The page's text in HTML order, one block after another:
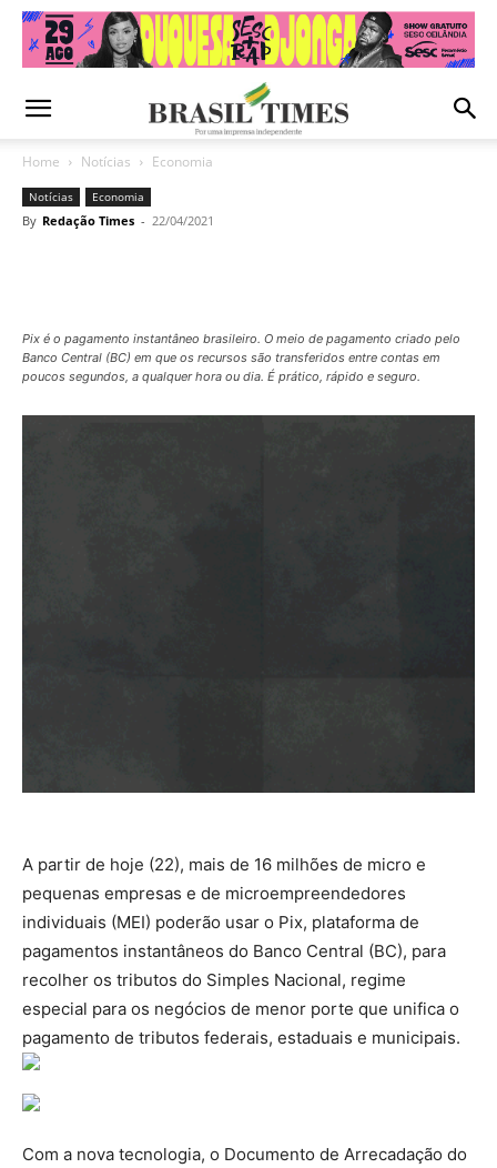
Home Notícias Economia
Notícias Economia
By Redação Times - 22/04/2021
Pix é o pagamento instantâneo brasileiro. O meio de pagamento criado pelo
Banco Central (BC) em que os recursos são transferidos entre contas em
poucos segundos, a qualquer hora ou dia. É prático, rápido e seguro.
A partir de hoje (22), mais de 16 milhões de micro e
pequenas empresas e de microempreendedores
individuais (MEI) poderão usar o Pix, plataforma de
pagamentos instantâneos do Banco Central (BC), para
recolher os tributos do Simples Nacional, regime
especial para os negócios de menor porte que unifica o
pagamento de tributos federais, estaduais e municipais.
Com a nova tecnologia, o Documento de Arrecadação do